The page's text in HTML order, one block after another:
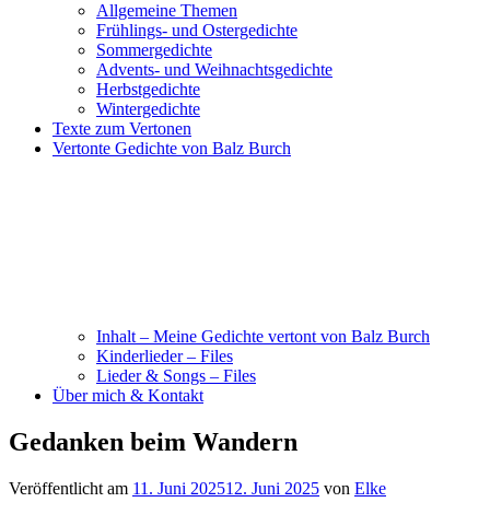
Allgemeine Themen
Frühlings- und Ostergedichte
Sommergedichte
Advents- und Weihnachtsgedichte
Herbstgedichte
Wintergedichte
Texte zum Vertonen
Vertonte Gedichte von Balz Burch
Inhalt – Meine Gedichte vertont von Balz Burch
Kinderlieder – Files
Lieder & Songs – Files
Über mich & Kontakt
Gedanken beim Wandern
Veröffentlicht am 11. Juni 202512. Juni 2025 von Elke